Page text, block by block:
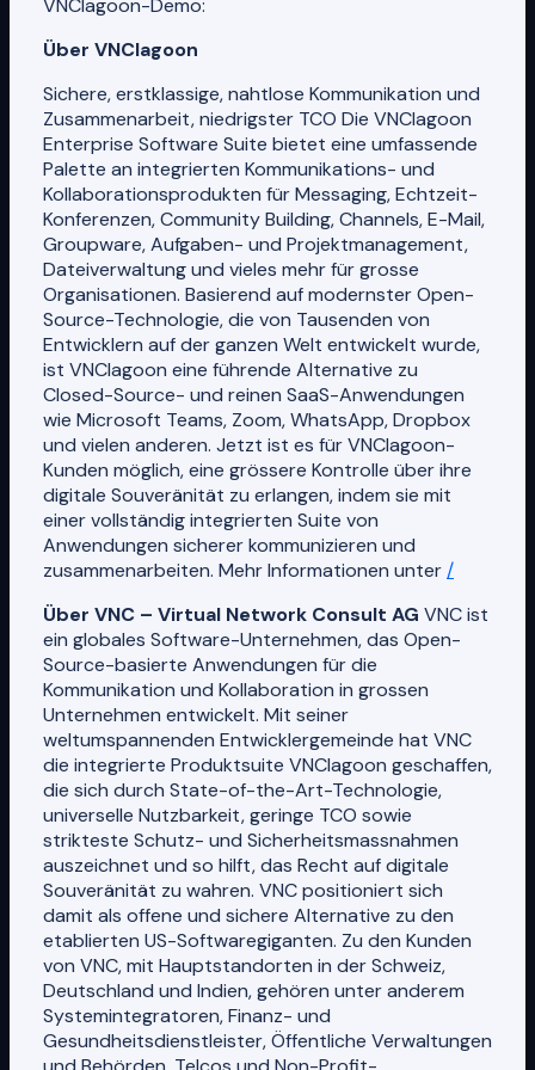
VNClagoon-Demo:
Über VNClagoon
Sichere, erstklassige, nahtlose Kommunikation und
Zusammenarbeit, niedrigster TCO Die VNClagoon
Enterprise Software Suite bietet eine umfassende
Palette an integrierten Kommunikations- und
Kollaborationsprodukten für Messaging, Echtzeit-
Konferenzen, Community Building, Channels, E-Mail,
Groupware, Aufgaben- und Projektmanagement,
Dateiverwaltung und vieles mehr für grosse
Organisationen. Basierend auf modernster Open-
Source-Technologie, die von Tausenden von
Entwicklern auf der ganzen Welt entwickelt wurde,
ist VNClagoon eine führende Alternative zu
Closed-Source- und reinen SaaS-Anwendungen
wie Microsoft Teams, Zoom, WhatsApp, Dropbox
und vielen anderen. Jetzt ist es für VNClagoon-
Kunden möglich, eine grössere Kontrolle über ihre
digitale Souveränität zu erlangen, indem sie mit
einer vollständig integrierten Suite von
Anwendungen sicherer kommunizieren und
zusammenarbeiten. Mehr Informationen unter/
Über VNC – Virtual Network Consult AG VNC ist
ein globales Software-Unternehmen, das Open-
Source-basierte Anwendungen für die
Kommunikation und Kollaboration in grossen
Unternehmen entwickelt. Mit seiner
weltumspannenden Entwicklergemeinde hat VNC
die integrierte Produktsuite VNClagoon geschaffen,
die sich durch State-of-the-Art-Technologie,
universelle Nutzbarkeit, geringe TCO sowie
strikteste Schutz- und Sicherheitsmassnahmen
auszeichnet und so hilft, das Recht auf digitale
Souveränität zu wahren. VNC positioniert sich
damit als offene und sichere Alternative zu den
etablierten US-Softwaregiganten. Zu den Kunden
von VNC, mit Hauptstandorten in der Schweiz,
Deutschland und Indien, gehören unter anderem
Systemintegratoren, Finanz- und
Gesundheitsdienstleister, Öffentliche Verwaltungen